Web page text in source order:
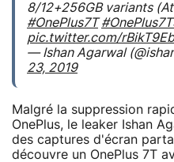
8/12+256GB variants
#OnePlus7T
pic.twitter.com/
— Ishan Agarwal
23, 2019
Malgré la suppression
OnePlus, le leaker Ishan
des captures d'écran
découvre un OnePlus 7T